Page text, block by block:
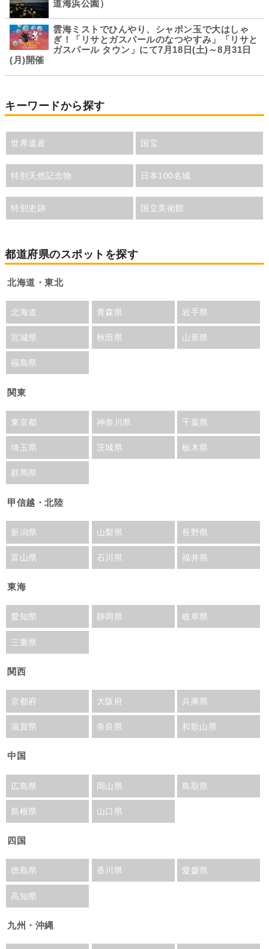
道海浜公園）
雲海ミストでひんやり、シャボン玉で大はしゃ
ぎ！「リサとガスパールのなつやすみ」「リサと
ガスパール タウン」にて7月18日(土)～8月31日
(月)開催
キーワードから探す
世界遺産 国宝
特別天然記念物 日本100名城
特別史跡 国立美術館
都道府県のスポットを探す
北海道・東北
北海道 青森県 岩手県
宮城県 秋田県 山形県
福島県
関東
東京都 神奈川県 千葉県
埼玉県 茨城県 栃木県
群馬県
甲信越・北陸
新潟県 山梨県 長野県
富山県 石川県 福井県
東海
愛知県 静岡県 岐阜県
三重県
関西
京都府 大阪府 兵庫県
滋賀県 奈良県 和歌山県
中国
広島県 岡山県 鳥取県
島根県 山口県
四国
徳島県 香川県 愛媛県
高知県
九州・沖縄